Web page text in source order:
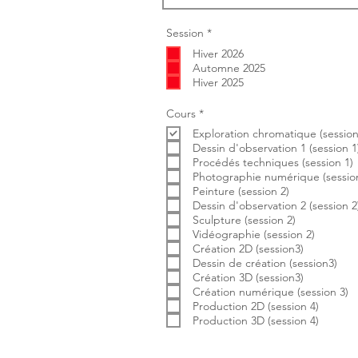
Session *O
l
i
g
a
r
e
Hiver 2026
Automne 2025
Hiver 2025
Cours *O
l
i
a
t
o
i
r
e
Exploration chromatique
Dessin d'observation 1 (session
Procédés techniques (session 1)
Photographie numérique
Peinture (session 2)
Dessin d'observation 2 (session
Sculpture (session 2)
Vidéographie (session 2)
Création 2D (session3)
Dessin de création (session3)
Création 3D (session3)
Création numérique (session 3)
Production 2D (session 4)
Production 3D (session 4)